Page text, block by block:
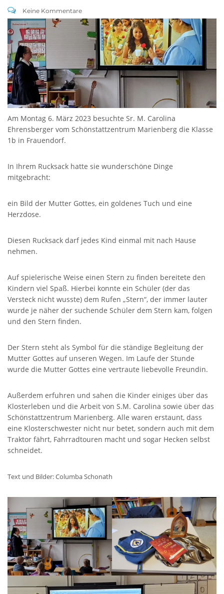
Keine Kommentare
Am Montag 6. März 2023 besuchte Sr. M. Carolina
Ehrensberger vom Schönstattzentrum Marienberg die Klasse
1b in Frauendorf.
In Ihrem Rucksack hatte sie wunderschöne Dinge
mitgebracht:
ein Bild der Mutter Gottes, ein goldenes Tuch und eine
Herzdose.
Diesen Rucksack darf jedes Kind einmal mit nach Hause
nehmen.
Auf spielerische Weise einen Stern zu finden bereitete den
Kindern viel Spaß. Hierbei konnte ein Schüler (der das
Versteck nicht wusste) dem Rufen „Stern“, der immer lauter
wurde je näher der suchende Schüler dem Stern kam, folgen
und den Stern finden.
Der Stern steht als Symbol für die ständige Begleitung der
Mutter Gottes auf unseren Wegen. Im Laufe der Stunde
wurde die Mutter Gottes eine vertraute liebevolle Freundin.
Außerdem erfuhren und sahen die Kinder einiges über das
Klosterleben und die Arbeit von S.M. Carolina sowie über das
Schönstattzentrum Marienberg. Alle waren erstaunt, dass
eine Klosterschwester nicht nur betet, sondern auch mit dem
Traktor fährt, Fahrradtouren macht und sogar Hecken selbst
schneidet.
Text und Bilder: Columba Schonath
Weinbergstr. 18,
96231 Bad Staffelstein - Unnersdorf
Tel 09573 - 340 104
Fax 09573 - 340 103
Frauendorf 31,
96231 Bad Staffelstein-Frauendorf
Tel 09573 - 6586
Fax 09573 – 8990137
SCHULHAUS UETZING